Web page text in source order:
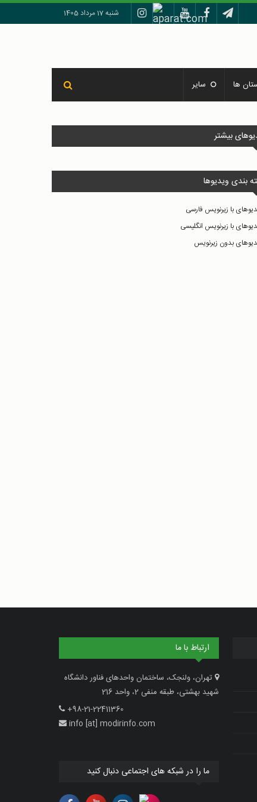
شنبه 17 مرداد 1405
ها سایر
بیشتر
بندی ویدیوها
با زیرنویس فارسی
با زیرنویس انگلیسی
بدون زیرنویس
ارتباط با ما
تهران، ولنجک، ساختمان واحدهای فناور دانشگاه
شهید بهشتی، طبقه منفی 2، واحد 216
+98-21-22411360
info [at] modirinfo.com
ما را در شبکه های اجتماعی دنبال کنید